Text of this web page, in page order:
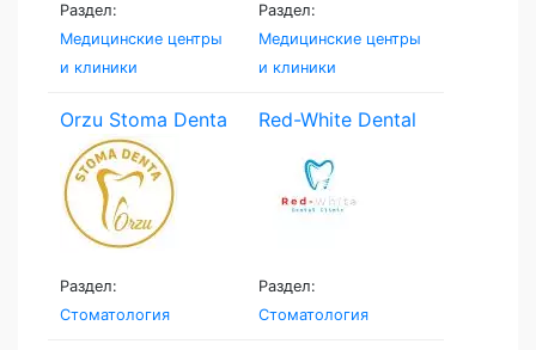
Раздел:
Медицинские центры
и клиники
Раздел:
Медицинские центры
и клиники
Orzu Stoma Denta
Раздел:
Стоматология
Red-White Dental
Раздел:
Стоматология